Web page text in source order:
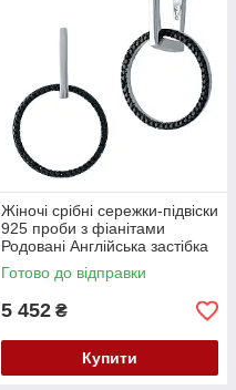
Жіночі срібні сережки-підвіски
925 проби з фіанітами
Родовані Англійська застібка
Готово до відправки
5 452 ₴
Купити